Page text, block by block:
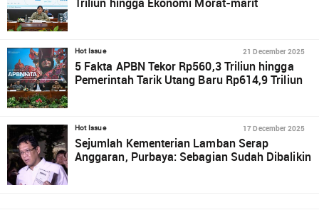
Hot Issue 21 December 2025
5 Fakta APBN Tekor Rp560,3 Triliun hingga
Pemerintah Tarik Utang Baru Rp614,9 Triliun
Hot Issue 17 December 2025
Sejumlah Kementerian Lamban Serap
Anggaran, Purbaya: Sebagian Sudah Dibalikin